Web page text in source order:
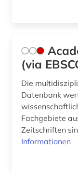
biologie (2)
Schweiz (2)
Serbien (1)
Slowakei (4)
Slowenien (1)
(via
Die
Datenbank
Fachgebiete
Zeitschriften
Informationen